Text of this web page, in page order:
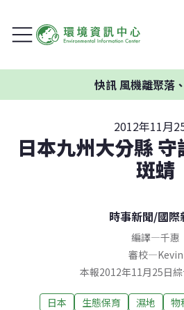
快訊風機離聚落、
2012年11月
日本九州大分縣
斑蜻
時事新聞/國際
編譯—千惠
審校—Kevin
本報2012年11月25日
日本 生態保育 濕地 物